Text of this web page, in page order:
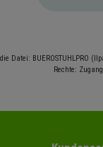
Datei: BUEROSTUHLPRO
Rechte: